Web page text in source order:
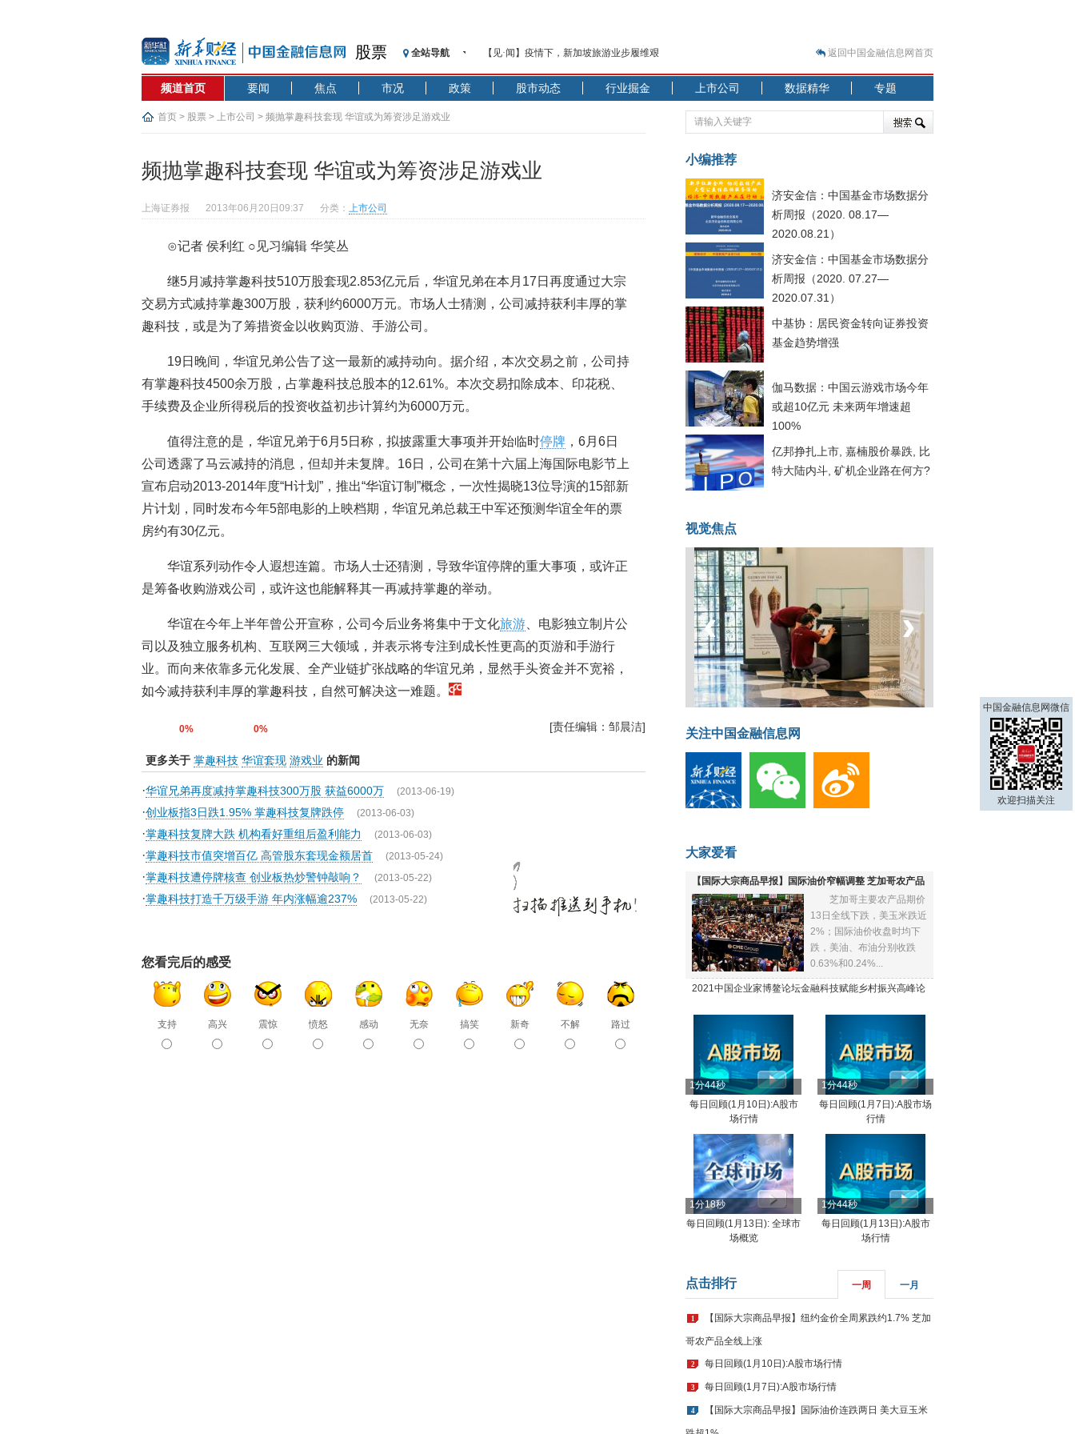
股票 全站导航
【见·闻】疫情下，新加坡旅游业步履维艰
记者手记：疫情下的香港零售业如何浴火重生？
【见·闻】疫情下一家香港传统零售商的转型突围之旅
济安金信：中国基金市场数据分析周报（2020. 07.27—2020.07.31）
【新华财经调查】同业存单、结构性存款玩起“跷跷板” 结构性失衡藏
央行公开市场净投放300亿元 短端资金利率明显下行
基本面及股市双轮冲击 债市回调十年期债表现最弱
沥青期货连续两日涨逾3% 沪银及两粕涨势喜人
恒生聚源：北斗收官之星发射成功，全产业链解析
返回中国金融信息网首页
频道首页 要闻 焦点 市况 政策 股市动态 行业掘金 上市公司 数据精华 专题
首页 > 股票 > 上市公司 > 频抛掌趣科技套现 华谊或为筹资涉足游戏业
频抛掌趣科技套现 华谊或为筹资涉足游戏业
上海证券报 2013年06月20日09:37 分类： 上市公司
⊙记者 侯利红 ○见习编辑 华笑丛
继5月减持掌趣科技510万股套现2.853亿元后，华谊兄弟在本月17日再度通过大宗
交易方式减持掌趣300万股，获利约6000万元。市场人士猜测，公司减持获利丰厚的掌
趣科技，或是为了筹措资金以收购页游、手游公司。
19日晚间，华谊兄弟公告了这一最新的减持动向。据介绍，本次交易之前，公司持
有掌趣科技4500余万股，占掌趣科技总股本的12.61%。本次交易扣除成本、印花税、
手续费及企业所得税后的投资收益初步计算约为6000万元。
值得注意的是，华谊兄弟于6月5日称，拟披露重大事项并开始临时停牌 ，6月6日
公司透露了马云减持的消息，但却并未复牌。16日，公司在第十六届上海国际电影节上
宣布启动2013-2014年度“H计划”，推出“华谊订制”概念，一次性揭晓13位导演的15部新
片计划，同时发布今年5部电影的上映档期，华谊兄弟总裁王中军还预测华谊全年的票
房约有30亿元。
华谊系列动作令人遐想连篇。市场人士还猜测，导致华谊停牌的重大事项，或许正
是筹备收购游戏公司，或许这也能解释其一再减持掌趣的举动。
华谊在今年上半年曾公开宣称，公司今后业务将集中于文化旅游 、电影独立制片公
司以及独立服务机构、互联网三大领域，并表示将专注到成长性更高的页游和手游行
业。而向来依靠多元化发展、全产业链扩张战略的华谊兄弟，显然手头资金并不宽裕，
如今减持获利丰厚的掌趣科技，自然可解决这一难题。
0% 0% [责任编辑：邹晨洁]
更多关于 掌趣科技 华谊套现 游戏业 的新闻
·华谊兄弟再度减持掌趣科技300万股 获益6000万 (2013-06-19)
·创业板指3日跌1.95% 掌趣科技复牌跌停 (2013-06-03)
·掌趣科技复牌大跌 机构看好重组后盈利能力 (2013-06-03)
·掌趣科技市值突增百亿 高管股东套现金额居首 (2013-05-24)
·掌趣科技遭停牌核查 创业板热炒警钟敲响？ (2013-05-22)
·掌趣科技打造千万级手游 年内涨幅逾237% (2013-05-22)
您看完后的感受
支持 高兴 震惊 愤怒 感动 无奈 搞笑 新奇 不解 路过
小编推荐
济安金信：中国基金市场数据分
析周报（2020. 08.17—
2020.08.21）
济安金信：中国基金市场数据分
析周报（2020. 07.27—
2020.07.31）
中基协：居民资金转向证券投资
基金趋势增强
伽马数据：中国云游戏市场今年
或超10亿元 未来两年增速超
100%
亿邦挣扎上市, 嘉楠股价暴跌, 比
特大陆内斗, 矿机企业路在何方?
视觉焦点
菲律宾：防疫降级
‹ ›
关注中国金融信息网
大家爱看
【国际大宗商品早报】国际油价窄幅调整 芝加哥农产品
全线下跌
芝加哥主要农产品期价
13日全线下跌，美玉米跌近
2%；国际油价收盘时均下
跌，美油、布油分别收跌
0.63%和0.24%...
2021中国企业家博鳌论坛金融科技赋能乡村振兴高峰论
1分44秒
每日回顾(1月10日):A股市
场行情
1分44秒
每日回顾(1月7日):A股市场
行情
1分18秒
每日回顾(1月13日): 全球市
场概览
1分44秒
每日回顾(1月13日):A股市
场行情
点击排行 一周 一月
1 【国际大宗商品早报】纽约金价全周累跌约1.7% 芝加
哥农产品全线上涨
2 每日回顾(1月10日):A股市场行情
3 每日回顾(1月7日):A股市场行情
4 【国际大宗商品早报】国际油价连跌两日 美大豆玉米
中国金融信息网微信
欢迎扫描关注